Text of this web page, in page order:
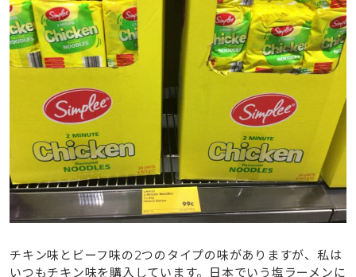
チキン味とビーフ味の2つのタイプの味がありますが、私は
いつもチキン味を購入しています。日本でいう塩ラーメンに